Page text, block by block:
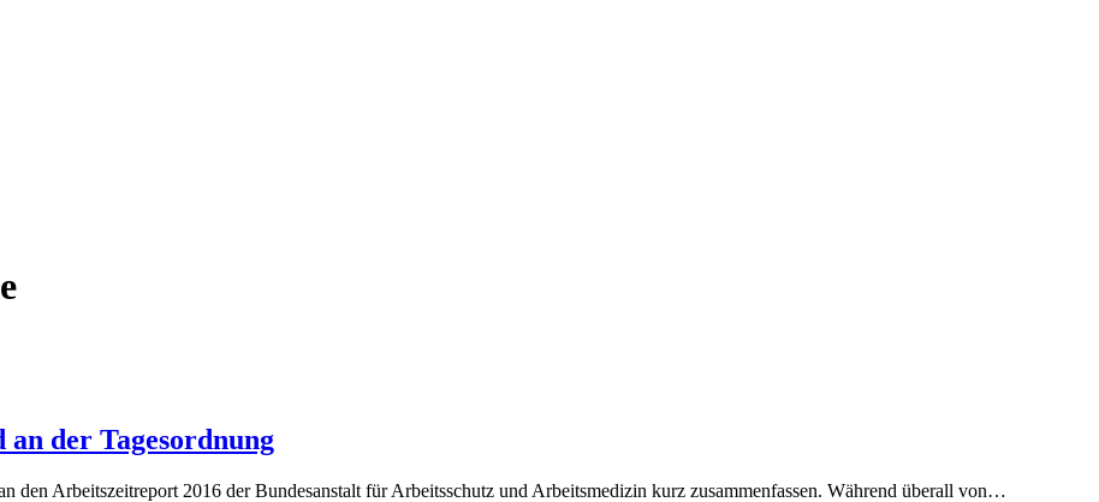
der Tagesordnung
den Arbeitszeitreport 2016 der Bundesanstalt für Arbeitsschutz und Arbeitsmedizin kurz zusammenfassen. Während überall von…